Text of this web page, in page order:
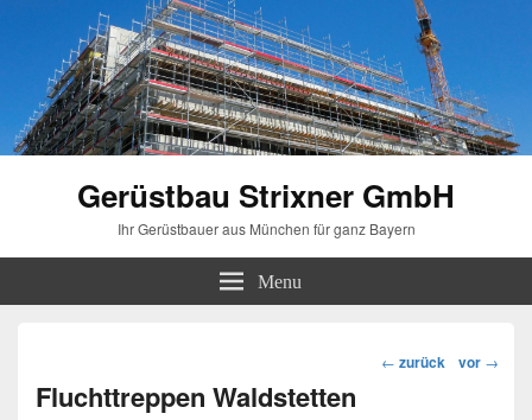
Gerüstbau Strixner GmbH
Ihr Gerüstbauer aus München für ganz Bayern
Menu
Beitragsnavigation
← zurück vor →
Fluchttreppen Waldstetten